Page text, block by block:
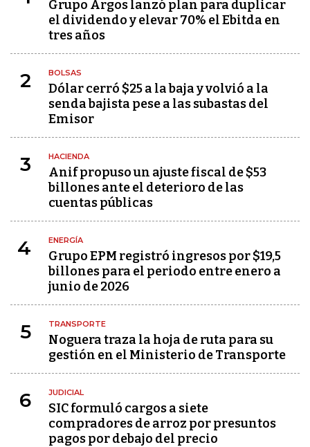
Grupo Argos lanzó plan para duplicar
el dividendo y elevar 70% el Ebitda en
tres años
2 BOLSAS
Dólar cerró $25 a la baja y volvió a la
senda bajista pese a las subastas del
Emisor
3 HACIENDA
Anif propuso un ajuste fiscal de $53
billones ante el deterioro de las
cuentas públicas
4 ENERGÍA
Grupo EPM registró ingresos por $19,5
billones para el periodo entre enero a
junio de 2026
5 TRANSPORTE
Noguera traza la hoja de ruta para su
gestión en el Ministerio de Transporte
6 JUDICIAL
SIC formuló cargos a siete
compradores de arroz por presuntos
pagos por debajo del precio